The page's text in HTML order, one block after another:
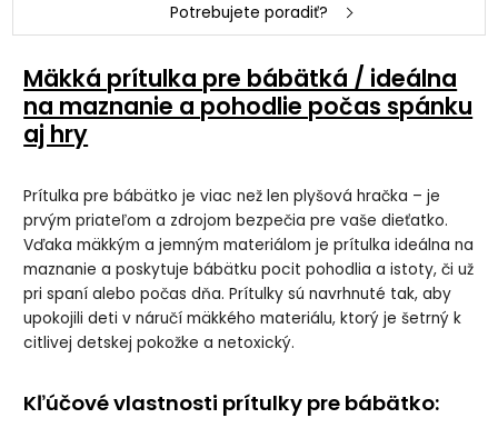
Potrebujete poradiť?
Mäkká prítulka pre bábätká / ideálna
na maznanie a pohodlie počas spánku
aj hry
Prítulka pre bábätko je viac než len plyšová hračka – je
prvým priateľom a zdrojom bezpečia pre vaše dieťatko.
Vďaka mäkkým a jemným materiálom je prítulka ideálna na
maznanie a poskytuje bábätku pocit pohodlia a istoty, či už
pri spaní alebo počas dňa. Prítulky sú navrhnuté tak, aby
upokojili deti v náručí mäkkého materiálu, ktorý je šetrný k
citlivej detskej pokožke a netoxický.
Kľúčové vlastnosti prítulky pre bábätko: